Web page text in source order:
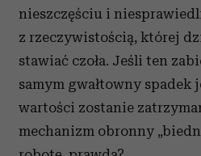
nieszczęściu i
z rzeczywistością, której
stawiać czoła. Jeśli ten
samym gwałtowny spadek
wartości zostanie
mechanizm obronny